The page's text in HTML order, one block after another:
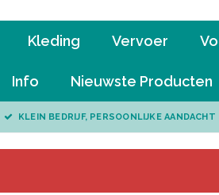
Kleding Vervoer
Info Nieuwste Producten
KLEIN BEDRIJF, PERSOONLIJKE AANDACHT